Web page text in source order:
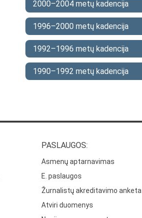
2000–2004 metų kadencija
1996–2000 metų kadencija
1992–1996 metų kadencija
1990–1992 metų kadencija
PASLAUGOS:
Asmenų aptarnavimas
E. paslaugos
Žurnalistų akreditavimo anketa
Atviri duomenys